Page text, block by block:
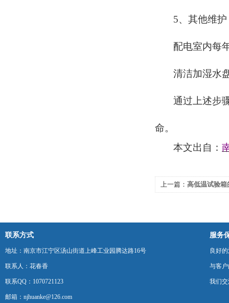
5、其他维护
配电室内每
清洁加湿水
通过上述步
命。
本文出自：
上一篇： 高低温试验箱
联系方式
地址：南京市江宁区汤山街道上峰工业园腾达路16号
联系人：花春香
联系QQ：1070721123
邮箱：njhuanke@126.com
服务
良好
与客
我们